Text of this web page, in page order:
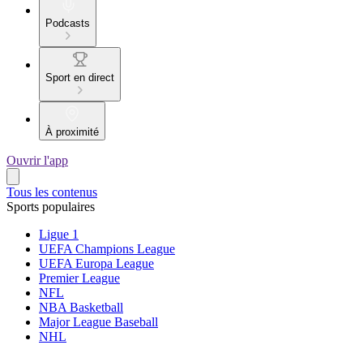
Podcasts
Sport en direct
À proximité
Ouvrir l'app
Tous les contenus
Sports populaires
Ligue 1
UEFA Champions League
UEFA Europa League
Premier League
NFL
NBA Basketball
Major League Baseball
NHL